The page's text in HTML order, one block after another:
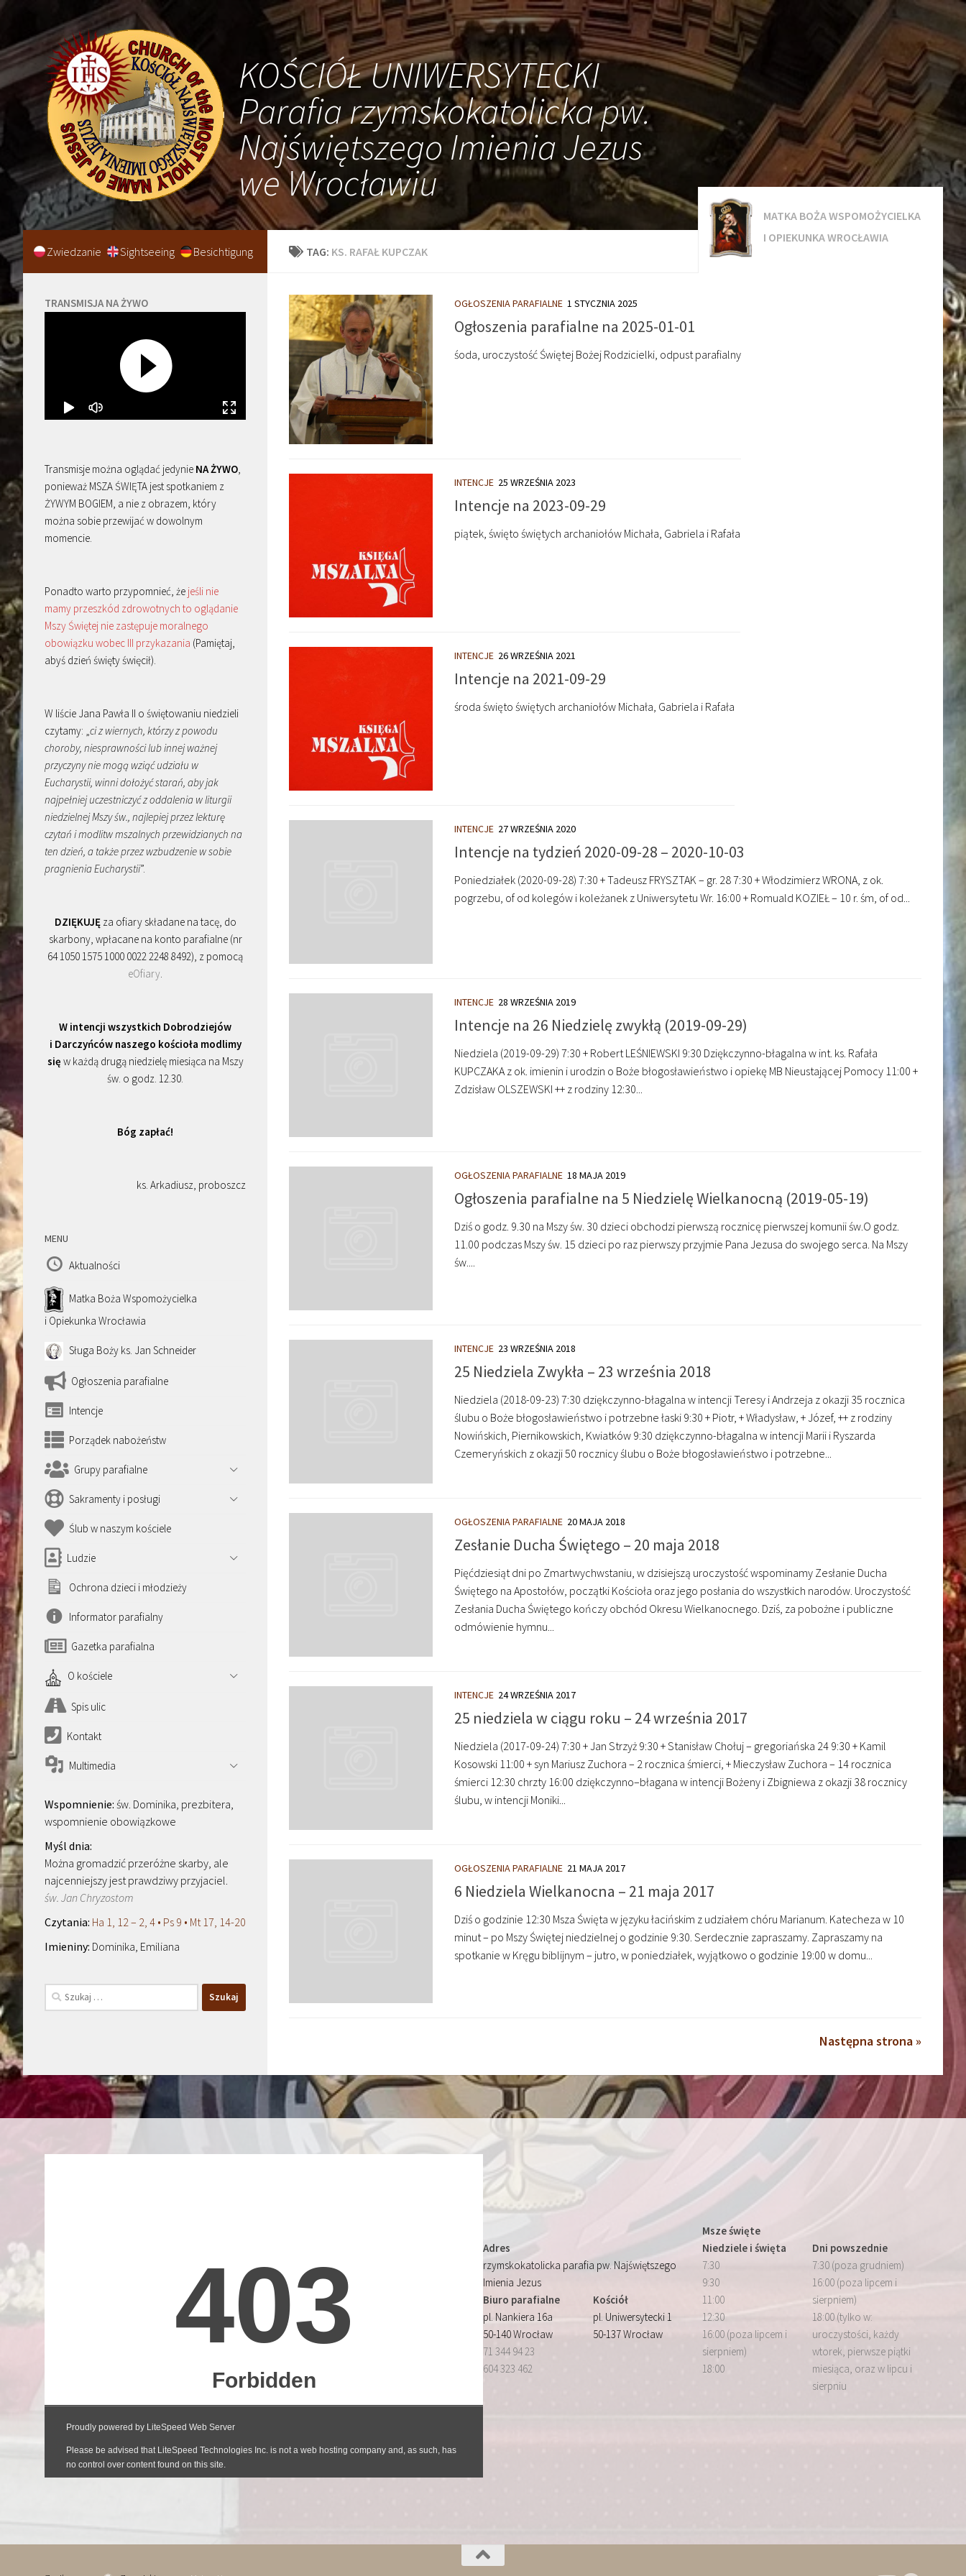
KOŚCIÓŁ UNIWERSYTECKI
Parafia rzymskokatolicka pw.
Najświętszego Imienia Jezus
we Wrocławiu
TAG: KS. RAFAŁ KUPCZAK
MATKA BOŻA WSPOMOŻYCIELKA
I OPIEKUNKA WROCŁAWIA
OGŁOSZENIA PARAFIALNE 1 STYCZNIA 2025
Ogłoszenia parafialne na 2025-01-01
śoda, uroczystość Świętej Bożej Rodzicielki, odpust parafialny
INTENCJE 25 WRZEŚNIA 2023
Intencje na 2023-09-29
piątek, święto świętych archaniołów Michała, Gabriela i Rafała
INTENCJE 26 WRZEŚNIA 2021
Intencje na 2021-09-29
środa święto świętych archaniołów Michała, Gabriela i Rafała
INTENCJE 27 WRZEŚNIA 2020
Intencje na tydzień 2020-09-28 – 2020-10-03
Poniedziałek (2020-09-28) 7:30 + Tadeusz FRYSZTAK – gr. 28 7:30 + Włodzimierz WRONA, z ok.
pogrzebu, of od kolegów i koleżanek z Uniwersytetu Wr. 16:00 + Romuald KOZIEŁ – 10 r. śm, of od...
INTENCJE 28 WRZEŚNIA 2019
Intencje na 26 Niedzielę zwykłą (2019-09-29)
Niedziela (2019-09-29) 7:30 + Robert LEŚNIEWSKI 9:30 Dziękczynno-błagalna w int. ks. Rafała
KUPCZAKA z ok. imienin i urodzin o Boże błogosławieństwo i opiekę MB Nieustającej Pomocy 11:00 +
Zdzisław OLSZEWSKI ++ z rodziny 12:30...
OGŁOSZENIA PARAFIALNE 18 MAJA 2019
Ogłoszenia parafialne na 5 Niedzielę Wielkanocną (2019-05-19)
Dziś o godz. 9.30 na Mszy św. 30 dzieci obchodzi pierwszą rocznicę pierwszej komunii św.O godz.
11.00 podczas Mszy św. 15 dzieci po raz pierwszy przyjmie Pana Jezusa do swojego serca. Na Mszy
św....
INTENCJE 23 WRZEŚNIA 2018
25 Niedziela Zwykła – 23 września 2018
Niedziela (2018-09-23) 7:30 dziękczynno-błagalna w intencji Teresy i Andrzeja z okazji 35 rocznica
ślubu o Boże błogosławieństwo i potrzebne łaski 9:30 + Piotr, + Władysław, + Józef, ++ z rodziny
Nowińskich, Piernikowskich, Kwiatków 9:30 dziękczynno-błagalna w intencji Marii i Ryszarda
Czemeryńskich z okazji 50 rocznicy ślubu o Boże błogosławieństwo i potrzebne...
OGŁOSZENIA PARAFIALNE 20 MAJA 2018
Zesłanie Ducha Świętego – 20 maja 2018
Pięćdziesiąt dni po Zmartwychwstaniu, w dzisiejszą uroczystość wspominamy Zesłanie Ducha
Świętego na Apostołów, początki Kościoła oraz jego posłania do wszystkich narodów. Uroczystość
Zesłania Ducha Świętego kończy obchód Okresu Wielkanocnego. Dziś, za pobożne i publiczne
odmówienie hymnu...
INTENCJE 24 WRZEŚNIA 2017
25 niedziela w ciągu roku – 24 września 2017
Niedziela (2017-09-24) 7:30 + Jan Strzyż 9:30 + Stanisław Chołuj – gregoriańska 24 9:30 + Kamil
Kosowski 11:00 + syn Mariusz Zuchora – 2 rocznica śmierci, + Mieczysław Zuchora – 14 rocznica
śmierci 12:30 chrzty 16:00 dziękczynno–błagana w intencji Bożeny i Zbigniewa z okazji 38 rocznicy
ślubu, w intencji Moniki...
OGŁOSZENIA PARAFIALNE 21 MAJA 2017
6 Niedziela Wielkanocna – 21 maja 2017
Dziś o godzinie 12:30 Msza Święta w języku łacińskim z udziałem chóru Marianum. Katecheza w 10
minut – po Mszy Świętej niedzielnej o godzinie 9:30. Serdecznie zapraszamy. Zapraszamy na
spotkanie w Kręgu biblijnym – jutro, w poniedziałek, wyjątkowo o godzinie 19:00 w domu...
Następna strona »
Zwiedzanie Sightseeing Besichtigung
TRANSMISJA NA ŻYWO
Transmisje można oglądać jedynie NA ŻYWO,
ponieważ MSZA ŚWIĘTA jest spotkaniem z
ŻYWYM BOGIEM, a nie z obrazem, który
można sobie przewijać w dowolnym
momencie.
Ponadto warto przypomnieć, że jeśli nie
mamy przeszkód zdrowotnych to oglądanie
Mszy Świętej nie zastępuje moralnego
obowiązku wobec III przykazania (Pamiętaj,
abyś dzień święty święcił).
W liście Jana Pawła II o świętowaniu niedzieli
czytamy: „ci z wiernych, którzy z powodu
choroby, niesprawności lub innej ważnej
przyczyny nie mogą wziąć udziału w
Eucharystii, winni dołożyć starań, aby jak
najpełniej uczestniczyć z oddalenia w liturgii
niedzielnej Mszy św., najlepiej przez lekturę
czytań i modlitw mszalnych przewidzianych na
ten dzień, a także przez wzbudzenie w sobie
pragnienia Eucharystii”.
DZIĘKUJĘza ofiary składane na tacę, do
skarbony, wpłacane na konto parafialne (nr
64 1050 1575 1000 0022 2248 8492), z pomocą
eOfiary.
W intencji wszystkich Dobrodziejów
i Darczyńców naszego kościoła modlimy
się w każdą drugą niedzielę miesiąca na Mszy
św. o godz. 12.30.
Bóg zapłać!
ks. Arkadiusz, proboszcz
MENU
Aktualności
Matka Boża Wspomożycielka
i Opiekunka Wrocławia
Sługa Boży ks. Jan Schneider
Ogłoszenia parafialne
Intencje
Porządek nabożeństw
Grupy parafialne
Sakramenty i posługi
Ślub w naszym kościele
Ludzie
Ochrona dzieci i młodzieży
Informator parafialny
Gazetka parafialna
O kościele
Spis ulic
Kontakt
Multimedia
św. Dominika, prezbitera,
wspomnienie obowiązkowe
Można gromadzić przeróżne skarby, ale
najcenniejszy jest prawdziwy przyjaciel.
św. Jan Chryzostom
Ha 1, 12 – 2, 4 • Ps 9 • Mt 17, 14-20
Dominika, Emiliana
Szukaj:
Adres
rzymskokatolicka parafia pw. Najświętszego
Imienia Jezus
Biuro parafialne
pl. Nankiera 16a
50-140 Wrocław
71 344 94 23
604 323 462
Kościół
pl. Uniwersytecki 1
50-137 Wrocław
Msze święte
Niedziele i święta
7:30
9:30
11:00
12:30
16:00 (poza lipcem i
sierpniem)
18:00
Dni powszednie
7:30 (poza grudniem)
16:00 (poza lipcem i
sierpniem)
18:00 (tylko w:
uroczystości, każdy
wtorek, pierwsze piątki
miesiąca, oraz w lipcu i
sierpniu